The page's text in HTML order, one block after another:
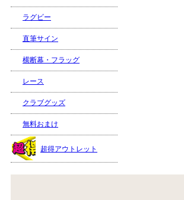
ラグビー
直筆サイン
横断幕・フラッグ
レース
クラブグッズ
無料おまけ
超得アウトレット